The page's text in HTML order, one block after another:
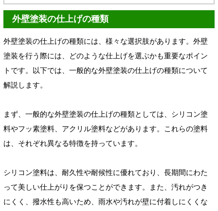
外壁塗装の仕上げの種類
外壁塗装の仕上げの種類には、様々な選択肢があります。外壁
塗装を行う際には、どのような仕上げを選ぶかも重要なポイン
トです。以下では、一般的な外壁塗装の仕上げの種類について
解説します。
まず、一般的な外壁塗装の仕上げの種類としては、シリコン塗
料やフッ素塗料、アクリル塗料などがあります。これらの塗料
は、それぞれ異なる特徴を持っています。
シリコン塗料は、耐久性や耐候性に優れており、長期間にわた
って美しい仕上がりを保つことができます。また、汚れがつき
にくく、撥水性も高いため、雨水や汚れが壁に付着しにくくな